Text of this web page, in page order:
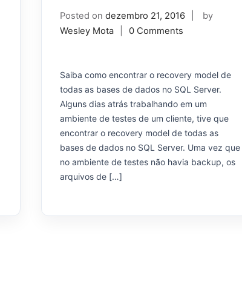
Posted on dezembro 21, 2016
by
Wesley Mota
0 Comments
Saiba como encontrar o recovery model de
todas as bases de dados no SQL Server.
Alguns dias atrás trabalhando em um
ambiente de testes de um cliente, tive que
encontrar o recovery model de todas as
bases de dados no SQL Server. Uma vez que
no ambiente de testes não havia backup, os
arquivos de […]